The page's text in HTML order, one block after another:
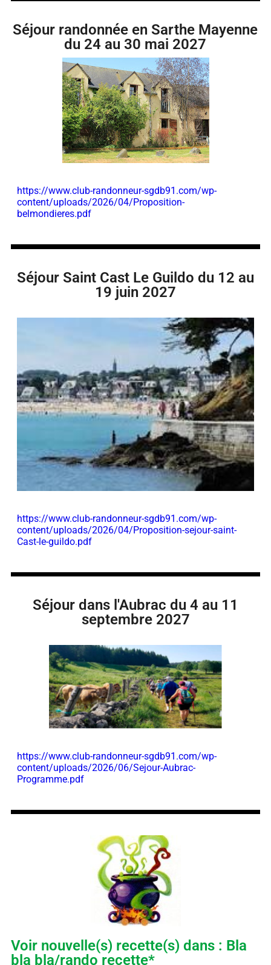
Séjour randonnée en Sarthe Mayenne
du 24 au 30 mai 2027
https://www.club-randonneur-sgdb91.com/wp-
content/uploads/2026/04/Proposition-
belmondieres.pdf
Séjour Saint Cast Le Guildo du 12 au
19 juin 2027
https://www.club-randonneur-sgdb91.com/wp-
content/uploads/2026/04/Proposition-sejour-saint-
Cast-le-guildo.pdf
Séjour dans l'Aubrac du 4 au 11
septembre 2027
https://www.club-randonneur-sgdb91.com/wp-
content/uploads/2026/06/Sejour-Aubrac-
Programme.pdf
Voir nouvelle(s) recette(s) dans : Bla
bla bla/rando recette*